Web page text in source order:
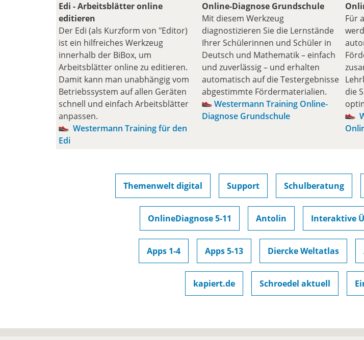
Edi - Arbeitsblätter online
editieren
Der Edi (als Kurzform von "Editor)
ist ein hilfreiches Werkzeug
innerhalb der BiBox, um
Arbeitsblätter online zu editieren.
Damit kann man unabhängig vom
Betriebssystem auf allen Geräten
schnell und einfach Arbeitsblätter
anpassen.
Westermann Training für den
Edi
Online-Diagnose Grundschule
Mit diesem Werkzeug
diagnostizieren Sie die Lernstände
Ihrer Schülerinnen und Schüler in
Deutsch und Mathematik – einfach
und zuverlässig – und erhalten
automatisch auf die Testergebnisse
abgestimmte Fördermaterialien.
Westermann Training Online-
Diagnose Grundschule
Für
die
Themenwelt digital Support Schulberatung
OnlineDiagnose 5-11 Antolin Interaktive
Apps 1-4 Apps 5-13 Diercke Weltatlas
kapiert.de Schroedel aktuell